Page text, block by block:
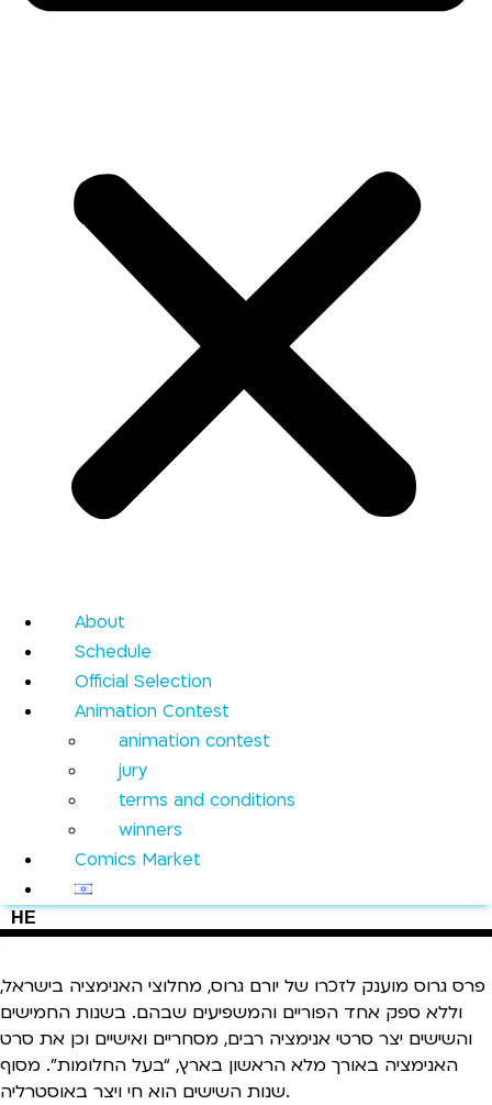
About
Schedule
Official Selection
Animation Contest
animation contest
jury
terms and conditions
winners
Comics Market
HE
פרס גרוס מוענק לזכרו של יורם גרוס, מחלוצי האנימציה בישראל,
וללא ספק אחד הפוריים והמשפיעים שבהם. בשנות החמישים
והשישים יצר סרטי אנימציה רבים, מסחריים ואישיים וכן את סרט
האנימציה באורך מלא הראשון בארץ, “בעל החלומות”. מסוף
שנות השישים הוא חי ויצר באוסטרליה.